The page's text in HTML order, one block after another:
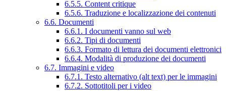
6.5.5. Content critique
6.5.6. Traduzione e localizzazione dei contenuti
6.6. Documenti
6.6.1. I documenti vanno sul web
6.6.2. Tipi di documenti
6.6.3. Formato di lettura dei documenti elettronici
6.6.4. Modalità di produzione dei documenti
6.7. Immagini e video
6.7.1. Testo alternativo (alt text) per le immagini
6.7.2. Sottotitoli per i video